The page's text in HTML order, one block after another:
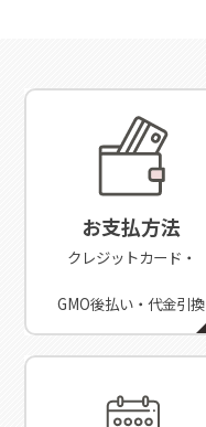
お支払方法
クレジットカード・
GMO後払い・代金引換